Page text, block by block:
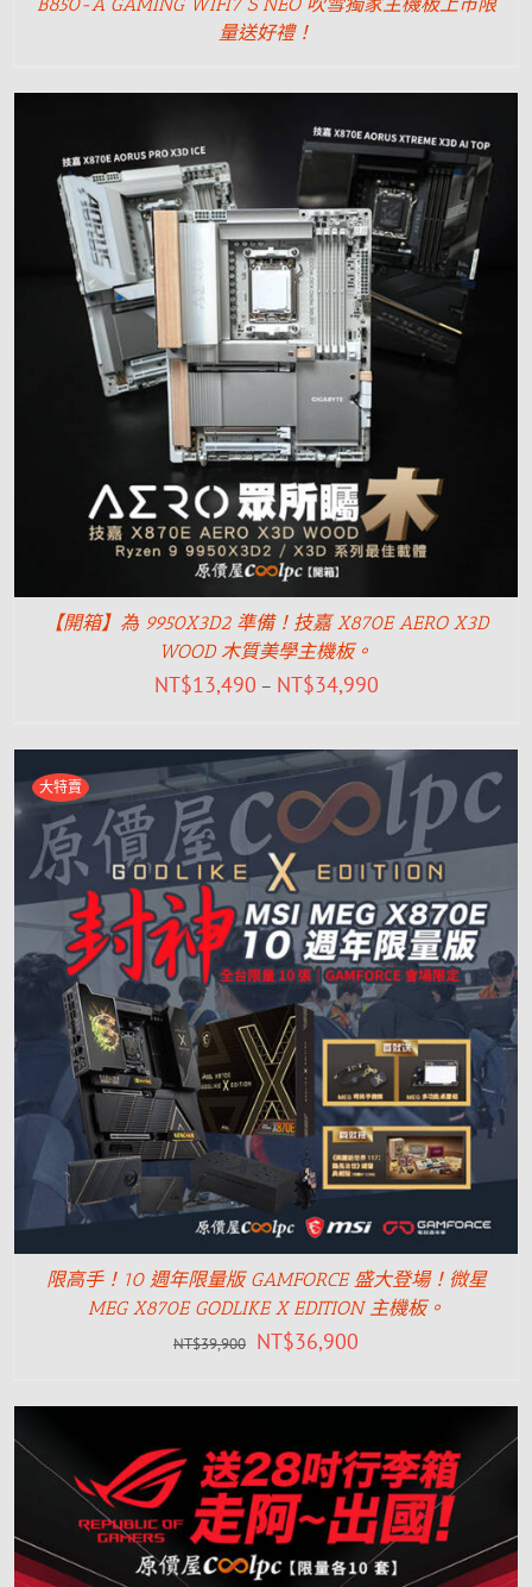
量送好禮！
【開箱】為 9950X3D2 準備！技嘉 X870E AERO X3D
WOOD 木質美學主機板。
NT$13,490 – NT$34,990
大特賣
限高手！10 週年限量版 GAMFORCE 盛大登場！微星
MEG X870E GODLIKE X EDITION 主機板。
NT$39,900 NT$36,900